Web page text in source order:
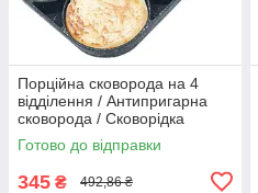
Порційна сковорода на 4
відділення / Антипригарна
сковорода / Сковорідка
кухонна
Готово до відправки
345 ₴ 492,86 ₴